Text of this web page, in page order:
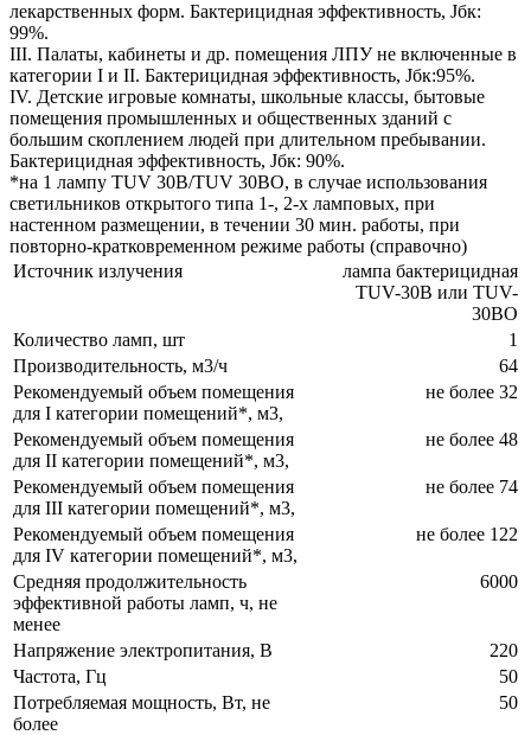
лекарственных форм. Бактерицидная эффективность, Jбк:
99%.
III. Палаты, кабинеты и др. помещения ЛПУ не включенные в
категории I и II. Бактерицидная эффективность, Jбк:95%.
IV. Детские игровые комнаты, школьные классы, бытовые
помещения промышленных и общественных зданий с
большим скоплением людей при длительном пребывании.
Бактерицидная эффективность, Jбк: 90%.
*на 1 лампу ТUV 30B/TUV 30BO, в случае использования
светильников открытого типа 1-, 2-х ламповых, при
настенном размещении, в течении 30 мин. работы, при
повторно-кратковременном режиме работы (справочно)
Источник излучения
лампа бактерицидная
TUV-30B или TUV-
30BO
Количество ламп, шт
1
Производительность, м3/ч
64
Рекомендуемый объем помещения
для I категории помещений*, м3,
не более 32
Рекомендуемый объем помещения
для II категории помещений*, м3,
не более 48
Рекомендуемый объем помещения
для III категории помещений*, м3,
не более 74
Рекомендуемый объем помещения
для IV категории помещений*, м3,
не более 122
Cредняя продолжительность
эффективной работы ламп, ч, не
менее
6000
Напряжение электропитания, В
220
Частота, Гц
50
Потребляемая мощность, Вт, не
более
50